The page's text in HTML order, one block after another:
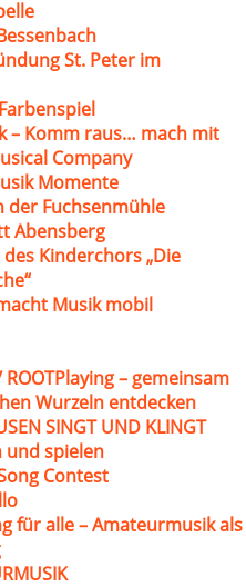
St. Peter im
– Komm raus… mach mit
Company
Momente
der Fuchsenmühle
Abensberg
Kinderchors „Die
Musik mobil
ROOTPlaying – gemeinsam
Wurzeln entdecken
SINGT UND KLINGT
und spielen
Contest
für alle – Amateurmusik als